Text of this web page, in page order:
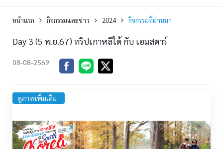
หน้าเเรก กิจกรรมและข่าว 2024 กิจกรรมที่ผ่านมา
Day 3 (5 พ.ย.67) ทริปเกาหลีใต้ กับ เอมสตาร์
08-08-2569
ดูภาพเพิ่มเติม